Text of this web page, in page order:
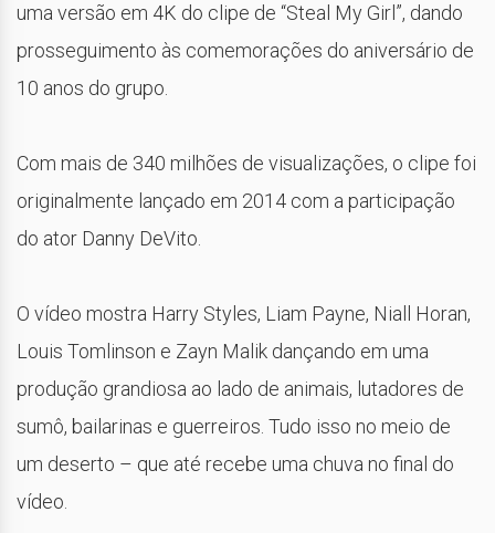
uma versão em 4K do clipe de “Steal My Girl”, dando
prosseguimento às comemorações do aniversário de
10 anos do grupo.
Com mais de 340 milhões de visualizações, o clipe foi
originalmente lançado em 2014 com a participação
do ator Danny DeVito.
O vídeo mostra Harry Styles, Liam Payne, Niall Horan,
Louis Tomlinson e Zayn Malik dançando em uma
produção grandiosa ao lado de animais, lutadores de
sumô, bailarinas e guerreiros. Tudo isso no meio de
um deserto – que até recebe uma chuva no final do
vídeo.